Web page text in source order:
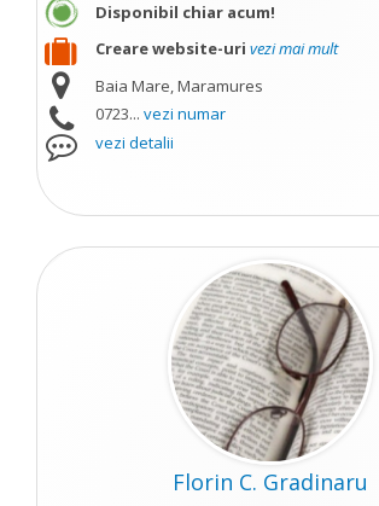
Disponibil chiar acum!
Creare website-uri vezi mai mult
Baia Mare, Maramures
0723... vezi numar
vezi detalii
Florin C. Gradinaru